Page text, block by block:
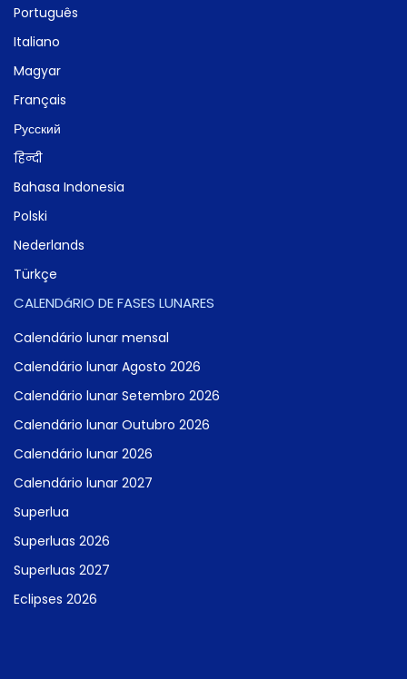
Português
Italiano
Magyar
Français
Русский
हिन्दी
Bahasa Indonesia
Polski
Nederlands
Türkçe
CALENDáRIO DE FASES LUNARES
Calendário lunar mensal
Calendário lunar Agosto 2026
Calendário lunar Setembro 2026
Calendário lunar Outubro 2026
Calendário lunar 2026
Calendário lunar 2027
Superlua
Superluas 2026
Superluas 2027
Eclipses 2026